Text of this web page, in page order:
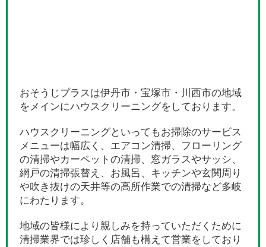
おそうじプラスは伊丹市・宝塚市・川西市の地域
をメインにハウスクリーニングをしております。
ハウスクリーニングといってもお掃除のサービス
メニューは幅広く、エアコン清掃、フローリング
の清掃やカーペットの清掃、窓ガラスやサッシ、
網戸の清掃張替え、お風呂、キッチンや玄関周り
や吹き抜けの天井等の高所作業での清掃など多岐
にわたります。
地域の皆様により親しみを持っていただくために
清掃業界では珍しく店舗も構えて営業をしており